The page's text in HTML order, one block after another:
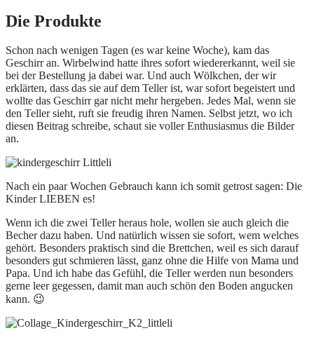
Die Produkte
Schon nach wenigen Tagen (es war keine Woche), kam das
Geschirr an. Wirbelwind hatte ihres sofort wiedererkannt, weil sie
bei der Bestellung ja dabei war. Und auch Wölkchen, der wir
erklärten, dass das sie auf dem Teller ist, war sofort begeistert und
wollte das Geschirr gar nicht mehr hergeben. Jedes Mal, wenn sie
den Teller sieht, ruft sie freudig ihren Namen. Selbst jetzt, wo ich
diesen Beitrag schreibe, schaut sie voller Enthusiasmus die Bilder
an.
Nach ein paar Wochen Gebrauch kann ich somit getrost sagen: Die
Kinder LIEBEN es!
Wenn ich die zwei Teller heraus hole, wollen sie auch gleich die
Becher dazu haben. Und natürlich wissen sie sofort, wem welches
gehört. Besonders praktisch sind die Brettchen, weil es sich darauf
besonders gut schmieren lässt, ganz ohne die Hilfe von Mama und
Papa. Und ich habe das Gefühl, die Teller werden nun besonders
gerne leer gegessen, damit man auch schön den Boden angucken
kann. 😉